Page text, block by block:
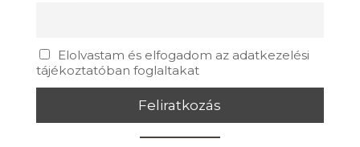
Elolvastam és elfogadom az adatkezelési
tájékoztatóban foglaltakat